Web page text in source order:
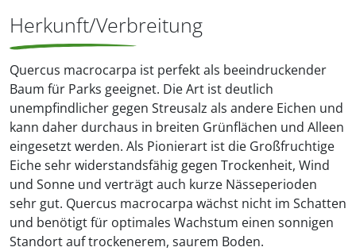
Herkunft/Verbreitung
Quercus macrocarpa ist perfekt als beeindruckender
Baum für Parks geeignet. Die Art ist deutlich
unempfindlicher gegen Streusalz als andere Eichen und
kann daher durchaus in breiten Grünflächen und Alleen
eingesetzt werden. Als Pionierart ist die Großfruchtige
Eiche sehr widerstandsfähig gegen Trockenheit, Wind
und Sonne und verträgt auch kurze Nässeperioden
sehr gut. Quercus macrocarpa wächst nicht im Schatten
und benötigt für optimales Wachstum einen sonnigen
Standort auf trockenerem, saurem Boden.